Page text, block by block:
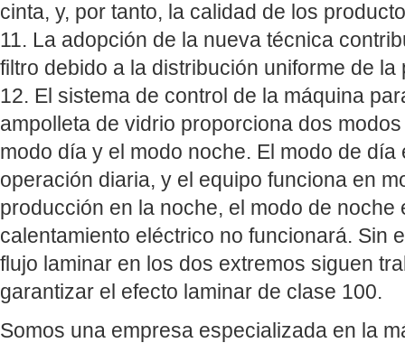
cinta, y, por tanto, la calidad de los
11. La adopción de la nueva técnica
filtro debido a la distribución uniforme de la
12. El sistema de control de la máquina
ampolleta de vidrio proporciona dos
modo día y el modo noche. El modo de
operación diaria, y el equipo funciona en
producción en la noche, el modo de noche
calentamiento eléctrico no funcionará. Sin
flujo laminar en los dos extremos siguen
garantizar el efecto laminar de clase 100.
Somos una empresa especializada en la